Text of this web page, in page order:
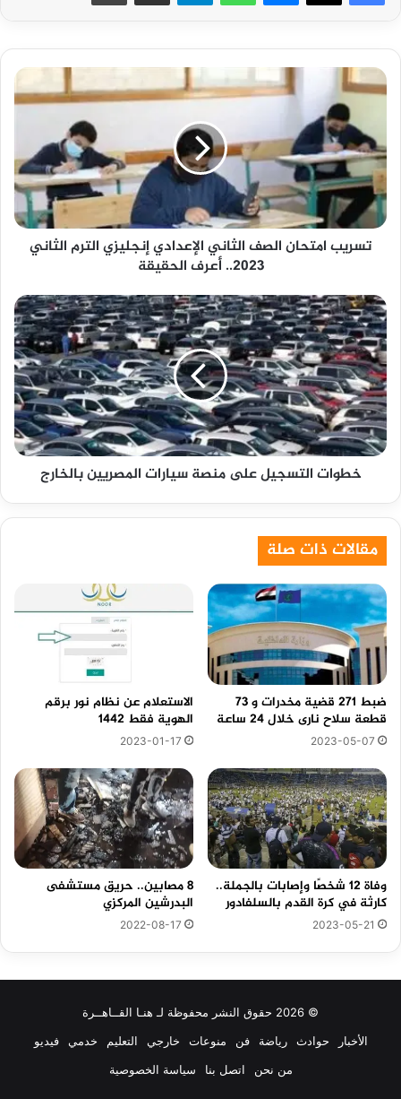
تسريب
امتحان
الثاني
الإعدادي
إنجليزي
الترم
الثاني
2023..
أعرفتسريب امتحان الصف الثاني الإعدادي إنجليزي الترم الثاني
2023.. أعرف الحقيقة
خطوات
التسجيل
على
منصة
سيارات
المصريين
بالخارج
خطوات التسجيل على منصة سيارات المصريين بالخارج
مقالات ذات صلة
ضبط 271 قضية مخدرات و 73
قطعة سلاح نارى خلال 24 ساعة
2023-05-07
الاستعلام عن نظام نور برقم
الهوية فقط 1442
2023-01-17
وفاة 12 شخصًا وإصابات بالجملة..
كارثة في كرة القدم بالسلفادور
2023-05-21
8 مصابين.. حريق مستشفى
البدرشين المركزي
2022-08-17
© 2026 حقوق النشر محفوظة لـ هنـا القــاهــرة
الأخبار
حوادث رياضة فن منوعات خارجي التعليم خدمي
فيديو
من نحن
اتصل بنا سياسة الخصوصية